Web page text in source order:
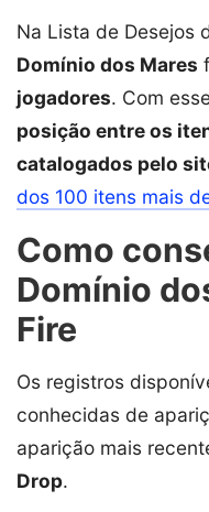
Na Lista de Desejos
Domínio dos Mares
jogadores. Com
posição entre os
catalogados pelo
dos 100 itens mais
Como
Domínio
Fire
Os registros
conhecidas de
aparição mais
Drop.